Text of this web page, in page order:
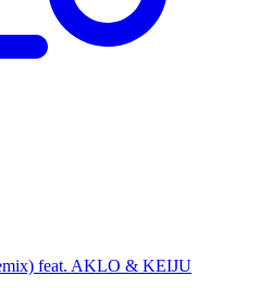
feat. AKLO & KEIJU